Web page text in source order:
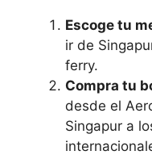
Escoge tu
ir de
ferry.
Compra tu
desde el
Singapur a